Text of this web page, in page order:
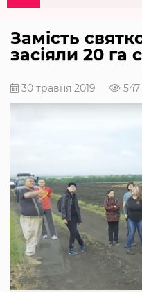
Замість
засіяли 20 га
30 травня 2019 547